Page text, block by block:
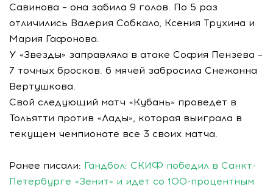
Савинова – она забила 9 голов. По 5 раз
отличились Валерия Собкало, Ксения Трухина и
Мария Гафонова.
У «Звезды» заправляла в атаке София Пензева –
7 точных бросков. 6 мячей забросила Снежанна
Вертушкова.
Свой следующий матч «Кубань» проведет в
Тольятти против «Лады», которая выиграла в
текущем чемпионате все 3 своих матча.
Ранее писали: Гандбол: СКИФ победил в Санкт-
Петербурге «Зенит» и идет со 100-процентным